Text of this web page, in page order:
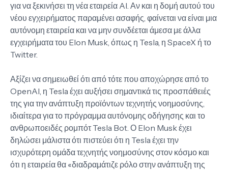
για να ξεκινήσει τη νέα εταιρεία AI. Αν και η δομή αυτού του
νέου εγχειρήματος παραμένει ασαφής, φαίνεται να είναι μια
αυτόνομη εταιρεία και να μην συνδέεται άμεσα με άλλα
εγχειρήματα του Elon Musk, όπως η Tesla, η SpaceX ή το
Twitter.
Αξίζει να σημειωθεί ότι από τότε που αποχώρησε από το
OpenAI, η Tesla έχει αυξήσει σημαντικά τις προσπάθειές
της για την ανάπτυξη προϊόντων τεχνητής νοημοσύνης,
ιδιαίτερα για το πρόγραμμα αυτόνομης οδήγησης και το
ανθρωποειδές ρομπότ Tesla Bot. Ο Elon Musk έχει
δηλώσει μάλιστα ότι πιστεύει ότι η Tesla έχει την
ισχυρότερη ομάδα τεχνητής νοημοσύνης στον κόσμο και
ότι η εταιρεία θα «διαδραμάτιζε ρόλο στην ανάπτυξη της